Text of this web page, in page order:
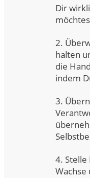
Dir
2.
halten
die
indem
3.
4.
Wachse